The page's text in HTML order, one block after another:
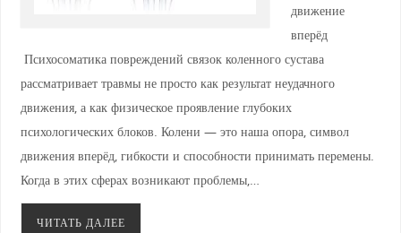
движение
вперёд
Психосоматика повреждений связок коленного сустава
рассматривает травмы не просто как результат неудачного
движения, а как физическое проявление глубоких
психологических блоков. Колени — это наша опора, символ
движения вперёд, гибкости и способности принимать перемены.
Когда в этих сферах возникают проблемы,…
ЧИТАТЬ ДАЛЕЕ